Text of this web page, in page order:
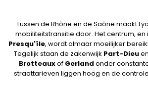
Tussen de Rhône en de Saône maakt
mobiliteitstransitie door. Het centrum,
Presqu'île, wordt almaar moeilijker
Tegelijk staan de zakenwijk Part-Dieu
Brotteauxof Gerland onder
straattarieven liggen hoog en de